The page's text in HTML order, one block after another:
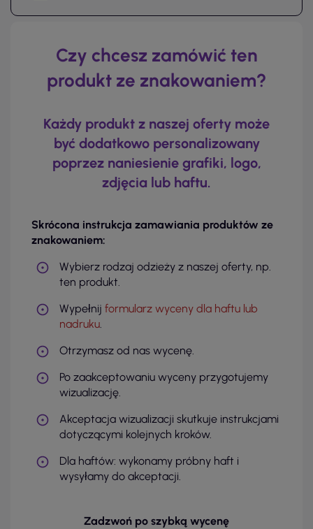
Czy chcesz zamówić ten
produkt ze znakowaniem?
Każdy produkt z naszej oferty może
być dodatkowo personalizowany
poprzez naniesienie grafiki, logo,
zdjęcia lub haftu.
Skrócona instrukcja zamawiania produktów ze
znakowaniem:
Wybierz rodzaj odzieży z naszej oferty, np.
ten produkt.
Wypełnij formularz wyceny dla haftu lub
nadruku.
Otrzymasz od nas wycenę.
Po zaakceptowaniu wyceny przygotujemy
wizualizację.
Akceptacja wizualizacji skutkuje instrukcjami
dotyczącymi kolejnych kroków.
Dla haftów: wykonamy próbny haft i
wysyłamy do akceptacji.
Zadzwoń po szybką wycenę